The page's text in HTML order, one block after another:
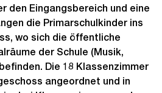
den Eingangsbereich und eine
die Primarschulkinder ins
wo sich die öffentliche
der Schule (Musik,
Die 18 Klassenzimmer
angeordnet und in